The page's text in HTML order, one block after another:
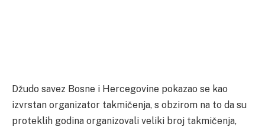
Džudo savez Bosne i Hercegovine pokazao se kao
izvrstan organizator takmičenja, s obzirom na to da su
proteklih godina organizovali veliki broj takmičenja,